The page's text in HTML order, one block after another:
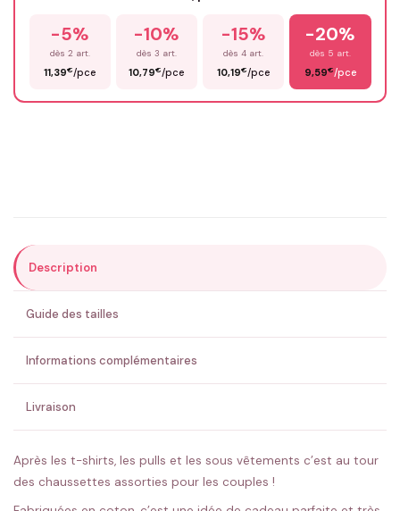
Prénom*
ENVOYER MA DEMANDE ✨
💚 Retour sous 24-48h🇫🇷 Flocage en France✅ Validation avant fabrication
-5%
dès 2 art.
11,39€/pce
-10%
dès 3 art.
10,79€/pce
-15%
dès 4 art.
10,19€/pce
-20%
dès 5 art.
9,59€/pce
Description
Guide des tailles
Informations complémentaires
Livraison
Après les t-shirts, les pulls et les sous vêtements c’est au tour
des chaussettes assorties pour les couples !